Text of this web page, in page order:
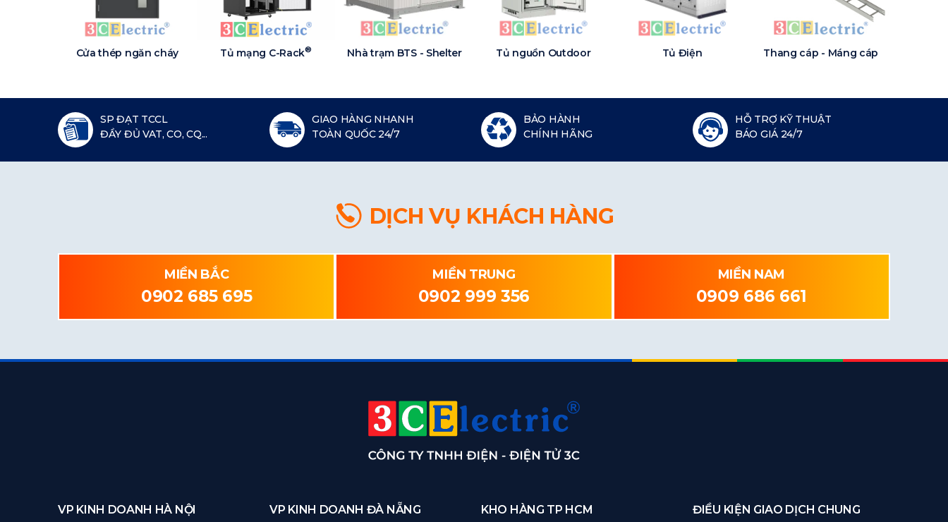
Cửa thép ngăn cháy Tủ mạng C-Rack® Nhà trạm BTS - Shelter Tủ nguồn Outdoor Tủ Điện Thang cáp - Máng cáp
SP ĐẠT TCCL
ĐẦY ĐỦ VAT, CO, CQ...
GIAO HÀNG NHANH
TOÀN QUỐC 24/7
BẢO HÀNH
CHÍNH HÃNG
HỖ TRỢ KỸ THUẬT
BÁO GIÁ 24/7
DỊCH VỤ KHÁCH HÀNG
MIỀN BẮC
0902 685 695
MIỀN TRUNG
0902 999 356
MIỀN NAM
0909 686 661
VP KINH DOANH HÀ NỘI VP KINH DOANH ĐÀ NẴNG KHO HÀNG TP HCM ĐIỀU KIỆN GIAO DỊCH CHUNG